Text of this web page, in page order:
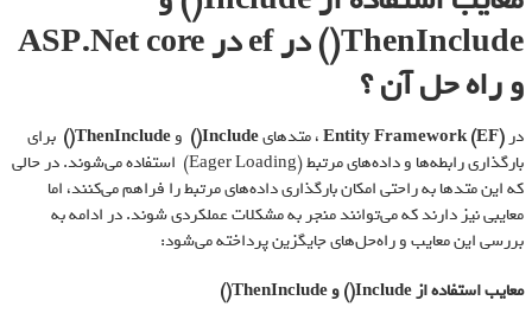
ThenInclude() در ef در ASP.Net core
و راه حل آن ؟
درEntity Framework (EF)، متدهایInclude() وThenInclude()
برای
بارگذاری رابطه‌ها و داده‌های مرتبط (Eager Loading) استفاده می‌شوند. در حالی
که این متدها به راحتی امکان بارگذاری داده‌های مرتبط را فراهم می‌کنند، اما
معایبی نیز دارند که می‌توانند منجر به مشکلات عملکردی شوند. در ادامه به
بررسی این معایب و راه‌حل‌های جایگزین پرداخته می‌شود:
معایب استفاده ازInclude() وThenInclude()